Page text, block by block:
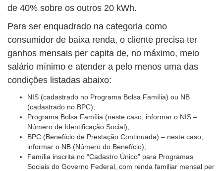
de 40% sobre os outros 20 kWh.
Para ser enquadrado na categoria como
consumidor de baixa renda, o cliente precisa ter
ganhos mensais per capita de, no máximo, meio
salário mínimo e atender a pelo menos uma das
condições listadas abaixo:
NIS (cadastrado no Programa Bolsa Família) ou NB
(cadastrado no BPC);
Programa Bolsa Família (neste caso, informar o NIS –
Número de Identificação Social);
BPC (Benefício de Prestação Continuada) – neste caso,
informar o NB (Número do Benefício);
Família inscrita no “Cadastro Único” para Programas
Sociais do Governo Federal, com renda familiar mensal per